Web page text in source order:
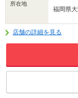
所在地
福岡県
店舗の詳細を見る